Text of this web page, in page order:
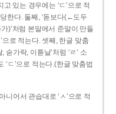
고 있는 경우에는 ‘ㄷ’으로 적
한다. 둘째, ‘돋보다(←도두
)’처럼 본말에서 준말이 만들
으로 적는다. 셋째, 한글 맞춤
가락, 이튿날’처럼 ‘ㄹ’ 소
‘ㄷ’으로 적는다.(한글 맞춤법
니어서 관습대로 ‘ㅅ’으로 적